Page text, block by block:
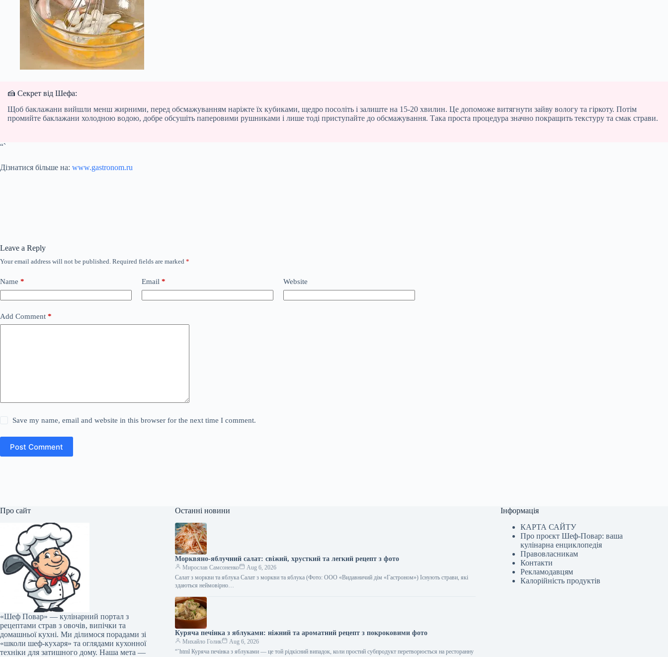
🍰 Секрет від Шефа:
Щоб баклажани вийшли менш жирними, перед обсмажуванням наріжте їх кубиками, щедро посоліть і залиште на 15-20 хвилин. Це допоможе витягнути зайву вологу та гіркоту. Потім
промийте баклажани холодною водою, добре обсушіть паперовими рушниками і лише тоді приступайте до обсмажування. Така проста процедура значно покращить текстуру та смак страви.
“`
Дізнатися більше на: www.gastronom.ru
Leave a Reply
Your email address will not be published. Required fields are marked *
Name * Email * Website
Add Comment *
Save my name, email and website in this browser for the next time I comment.
Post Comment
Про сайт
«Шеф Повар» — кулінарний портал з
рецептами страв з овочів, випічки та
домашньої кухні. Ми ділимося порадами зі
«школи шеф-кухаря» та оглядами кухонної
техніки для затишного дому. Наша мета —
Останні новини
Морквяно-яблучний салат: свіжий, хрусткий та легкий рецепт з фото
Мирослав Самсоненко
Aug 6, 2026
Салат з моркви та яблука Салат з моркви та яблука (Фото: ООО «Видавничий дім «Гастроном») Існують страви, які
здаються неймовірно…
Куряча печінка з яблуками: ніжний та ароматний рецепт з покроковими фото
Михайло Голик
Aug 6, 2026
“`html Куряча печінка з яблуками — це той рідкісний випадок, коли простий субпродукт перетворюється на ресторанну
Інформація
КАРТА САЙТУ
Про проєкт Шеф-Повар: ваша
кулінарна енциклопедія
Правовласникам
Контакти
Рекламодавцям
Калорійність продуктів